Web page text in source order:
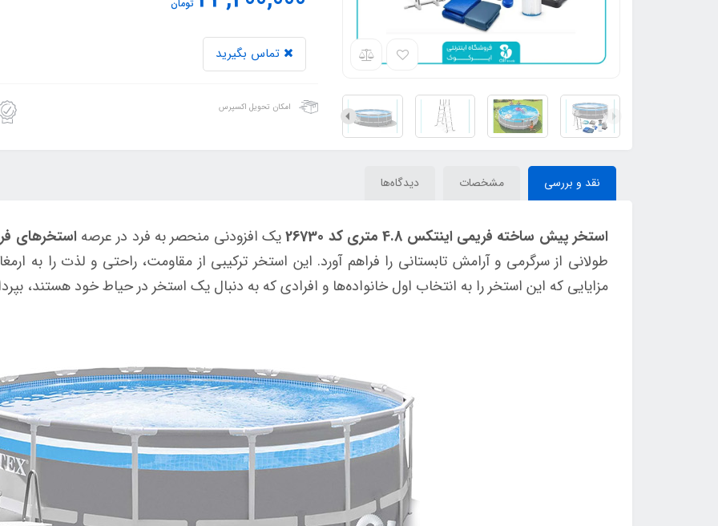
تومان
تماس بگیرید
امکان تحویل اکسپرس
نقد و بررسی مشخصات دیدگاه‌ها
استخر پیش ساخته فریمی اینتکس 4.8 متری کد 26730 یک افزودنی منحصر به فرد در عرصه استخرهای
طولانی از سرگرمی و آرامش تابستانی را فراهم آورد. این استخر ترکیبی از مقاومت، راحتی و لذت را به
مزایایی که این استخر را به انتخاب اول خانواده‌ها و افرادی که به دنبال یک استخر در حیاط خود هستند،